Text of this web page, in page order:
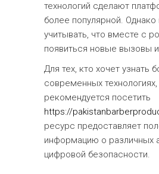
технологий сделают
более популярной. Однако
учитывать, что вместе с
появиться новые вызовы
Для тех, кто хочет узнать
современных технологиях,
рекомендуется посетить
https://
ресурс предоставляет
информацию о различных
цифровой безопасности.